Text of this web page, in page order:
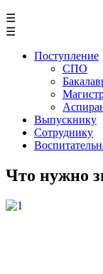
☰
☰
Поступление
СПО
Выпускнику
Сотруднику
Что нужно